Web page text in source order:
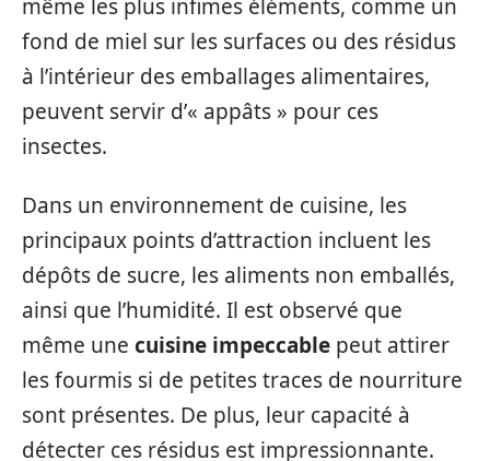
même les plus infimes éléments, comme un
fond de miel sur les surfaces ou des résidus
à l’intérieur des emballages alimentaires,
peuvent servir d’« appâts » pour ces
insectes.
Dans un environnement de cuisine, les
principaux points d’attraction incluent les
dépôts de sucre, les aliments non emballés,
ainsi que l’humidité. Il est observé que
même une cuisine impeccable peut attirer
les fourmis si de petites traces de nourriture
sont présentes. De plus, leur capacité à
détecter ces résidus est impressionnante.